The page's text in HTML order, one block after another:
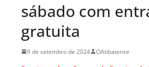
sábado com
gratuita
9 de setembro de 2024 OAtibaiense